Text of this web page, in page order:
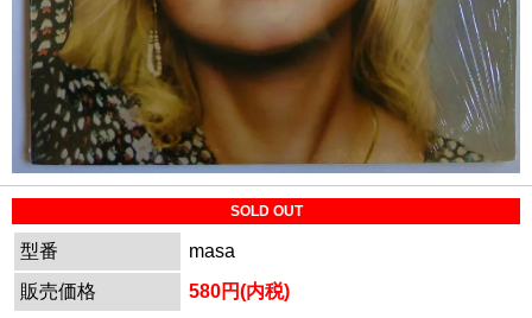
SOLD OUT
型番
masa
販売価格
580円(内税)